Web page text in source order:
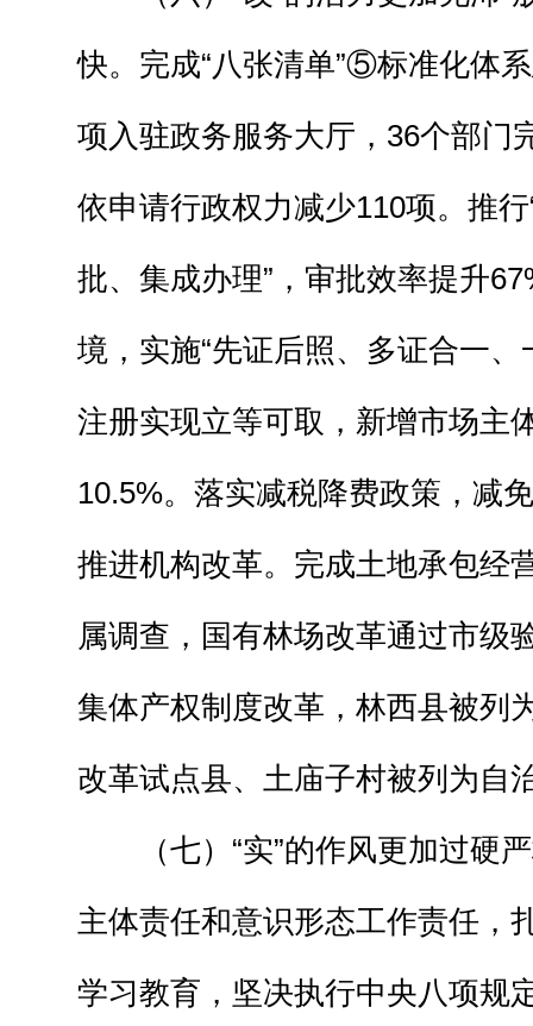
快。完成“八张清单”⑤标准化体
项入驻政务服务大厅，36个部门
依申请行政权力减少110项。推
批、集成办理”，审批效率提升
境，实施“先证后照、多证合一、
注册实现立等可取，新增市场主
10.5%。落实减税降费政策，减
推进机构改革。完成土地承包经
属调查，国有林场改革通过市级
集体产权制度改革，林西县被列
改革试点县、土庙子村被列为自
（七）“实”的作风更加过硬严
主体责任和意识形态工作责任，
学习教育，坚决执行中央八项规